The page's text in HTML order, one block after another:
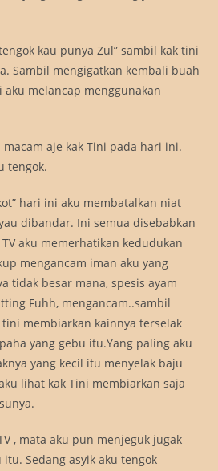
kau punya Zul” sambil kak tini
Sambil mengigatkan kembali buah
aku melancap menggunakan
aje kak Tini pada hari ini.
tengok.
hari ini aku membatalkan niat
dibandar. Ini semua disebabkan
aku memerhatikan kedudukan
mengancam iman aku yang
tidak besar mana, spesis ayam
Fuhh, mengancam..sambil
tini membiarkan kainnya terselak
yang gebu itu.Yang paling aku
yang kecil itu menyelak baju
lihat kak Tini membiarkan saja
, mata aku pun menjeguk jugak
Sedang asyik aku tengok